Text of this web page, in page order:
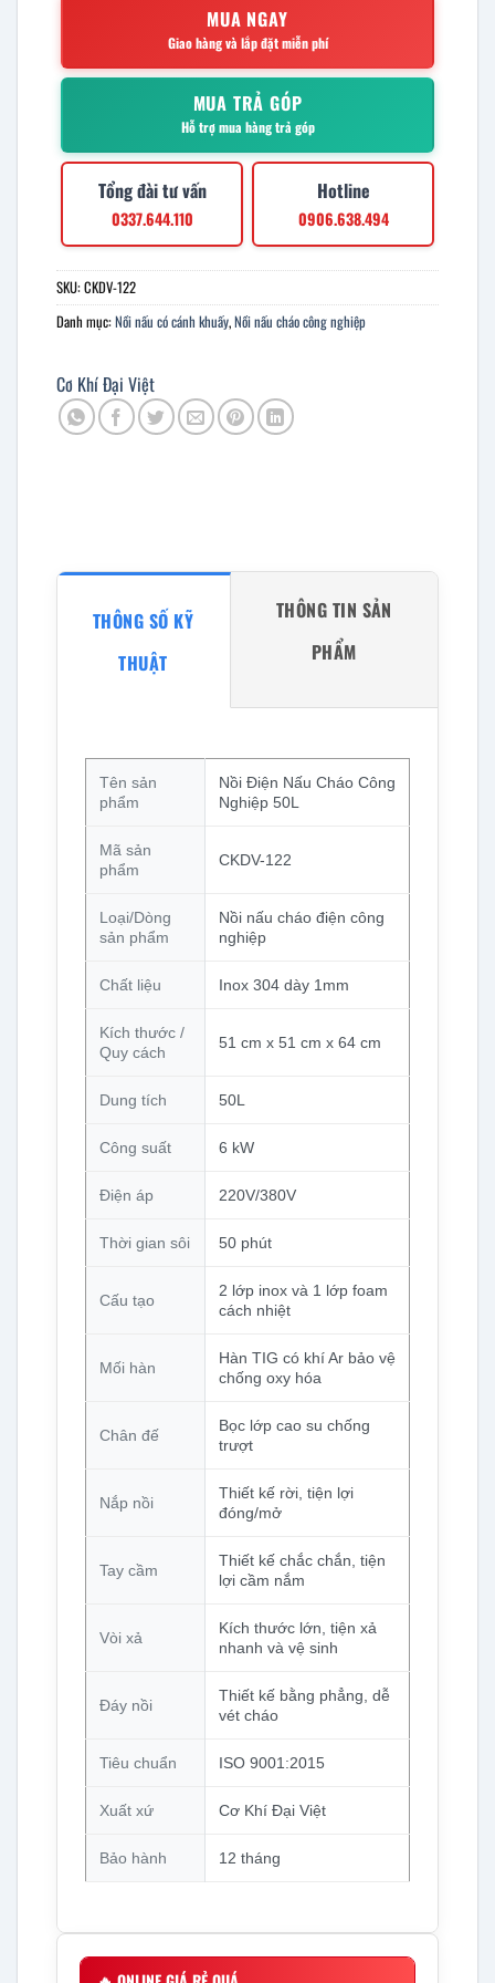
MUA NGAY
Giao hàng và lắp đặt miễn phí
MUA TRẢ GÓP
Hỗ trợ mua hàng trả góp
Tổng đài tư vấn
0337.644.110
Hotline
0906.638.494
SKU:CKDV-122
Danh mục:Nồi nấu có cánh khuấy,Nồi nấu cháo công nghiệp
Cơ Khí Đại Việt
THÔNG SỐ KỸ
THUẬT
THÔNG TIN SẢN
PHẨM
Tên sản
phẩm
Nồi Điện Nấu Cháo Công
Nghiệp 50L
Mã sản
phẩm
CKDV-122
Loại/Dòng
sản phẩm
Nồi nấu cháo điện công
nghiệp
Chất liệu Inox 304 dày 1mm
Kích thước /
Quy cách
51 cm x 51 cm x 64 cm
Dung tích 50L
Công suất 6 kW
Điện áp 220V/380V
Thời gian sôi 50 phút
Cấu tạo
2 lớp inox và 1 lớp foam
cách nhiệt
Mối hàn
Hàn TIG có khí Ar bảo vệ
chống oxy hóa
Chân đế
Bọc lớp cao su chống
trượt
Nắp nồi
Thiết kế rời, tiện lợi
đóng/mở
Tay cầm
Thiết kế chắc chắn, tiện
lợi cầm nắm
Vòi xả
Kích thước lớn, tiện xả
nhanh và vệ sinh
Đáy nồi
Thiết kế bằng phẳng, dễ
vét cháo
Tiêu chuẩn ISO 9001:2015
Xuất xứ Cơ Khí Đại Việt
Bảo hành 12 tháng